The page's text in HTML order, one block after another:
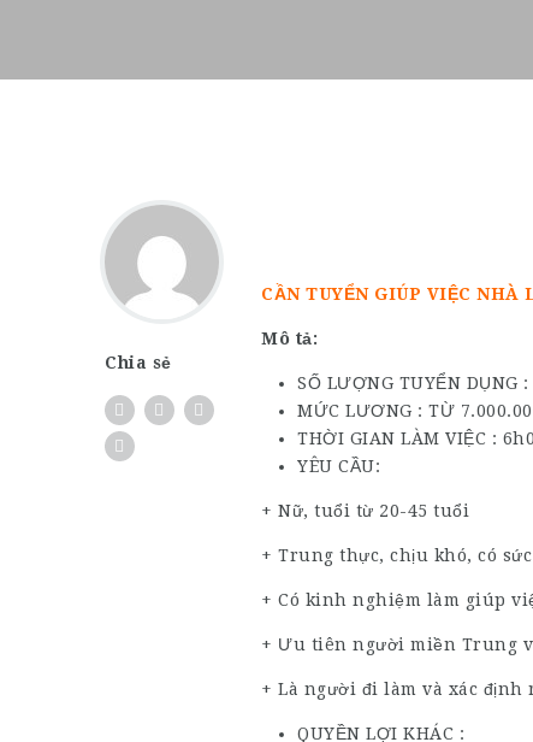
Chia sẻ
CẦN TUYỂN GIÚP VIỆC NHÀ
Mô tả:
SỐ LƯỢNG TUYỂN DỤNG :
MỨC LƯƠNG : TỪ
THỜI GIAN LÀM VIỆC :
YÊU CẦU:
+ Nữ, tuổi từ 20-45 tuổi
+ Trung thực, chịu khó, có
+ Có kinh nghiệm làm giúp
+ Ưu tiên người miền Trung
+ Là người đi làm và xác
QUYỀN LỢI KHÁC :